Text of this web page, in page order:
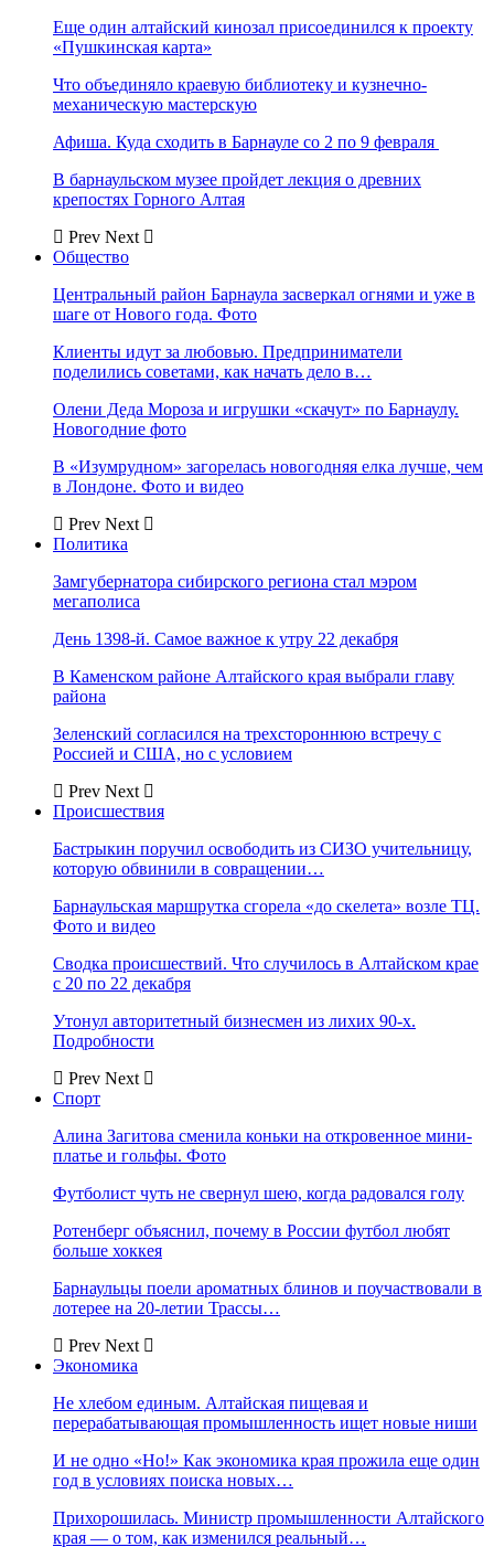
Еще один алтайский кинозал присоединился к проекту
«Пушкинская карта»
Что объединяло краевую библиотеку и кузнечно-
механическую мастерскую
Афиша. Куда сходить в Барнауле со 2 по 9 февраля
В барнаульском музее пройдет лекция о древних
крепостях Горного Алтая
Prev Next
Общество
Центральный район Барнаула засверкал огнями и уже в
шаге от Нового года. Фото
Клиенты идут за любовью. Предприниматели
поделились советами, как начать дело в…
Олени Деда Мороза и игрушки «скачут» по Барнаулу.
Новогодние фото
В «Изумрудном» загорелась новогодняя елка лучше, чем
в Лондоне. Фото и видео
Prev Next
Политика
Замгубернатора сибирского региона стал мэром
мегаполиса
День 1398-й. Самое важное к утру 22 декабря
В Каменском районе Алтайского края выбрали главу
района
Зеленский согласился на трехстороннюю встречу с
Россией и США, но с условием
Prev Next
Происшествия
Бастрыкин поручил освободить из СИЗО учительницу,
которую обвинили в совращении…
Барнаульская маршрутка сгорела «до скелета» возле ТЦ.
Фото и видео
Сводка происшествий. Что случилось в Алтайском крае
с 20 по 22 декабря
Утонул авторитетный бизнесмен из лихих 90-х.
Подробности
Prev Next
Спорт
Алина Загитова сменила коньки на откровенное мини-
платье и гольфы. Фото
Футболист чуть не свернул шею, когда радовался голу
Ротенберг объяснил, почему в России футбол любят
больше хоккея
Барнаульцы поели ароматных блинов и поучаствовали в
лотерее на 20-летии Трассы…
Prev Next
Экономика
Не хлебом единым. Алтайская пищевая и
перерабатывающая промышленность ищет новые ниши
И не одно «Но!» Как экономика края прожила еще один
год в условиях поиска новых…
Прихорошилась. Министр промышленности Алтайского
края — о том, как изменился реальный…